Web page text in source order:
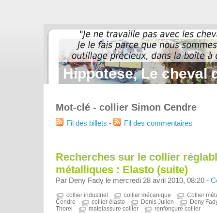
Hippotese, Le cheval
Mot-clé - collier Simon Cendre
Fil des billets - Fil des commentaires
Recherches sur le collier
métalliques : Elasto (suite)
Par Deny Fady le mercredi 28 avril 2010, 08:20 -
collier industriel collier mécanique
Collier
Cendre
collier élasto Denis Julien
Deny
Thorel
matelassure collier renfonçure collier